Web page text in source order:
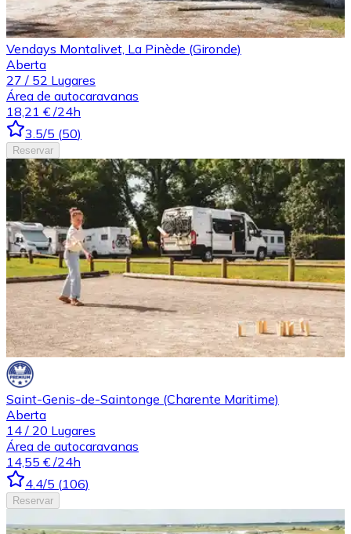
Vendays Montalivet, La Pinède (Gironde)
Aberta
27 / 52 Lugares
Área de autocaravanas
18,21 € /24h
3.5/5 (50)
Reservar
Saint-Genis-de-Saintonge (Charente Maritime)
Aberta
14 / 20 Lugares
Área de autocaravanas
14,55 € /24h
4.4/5 (106)
Reservar